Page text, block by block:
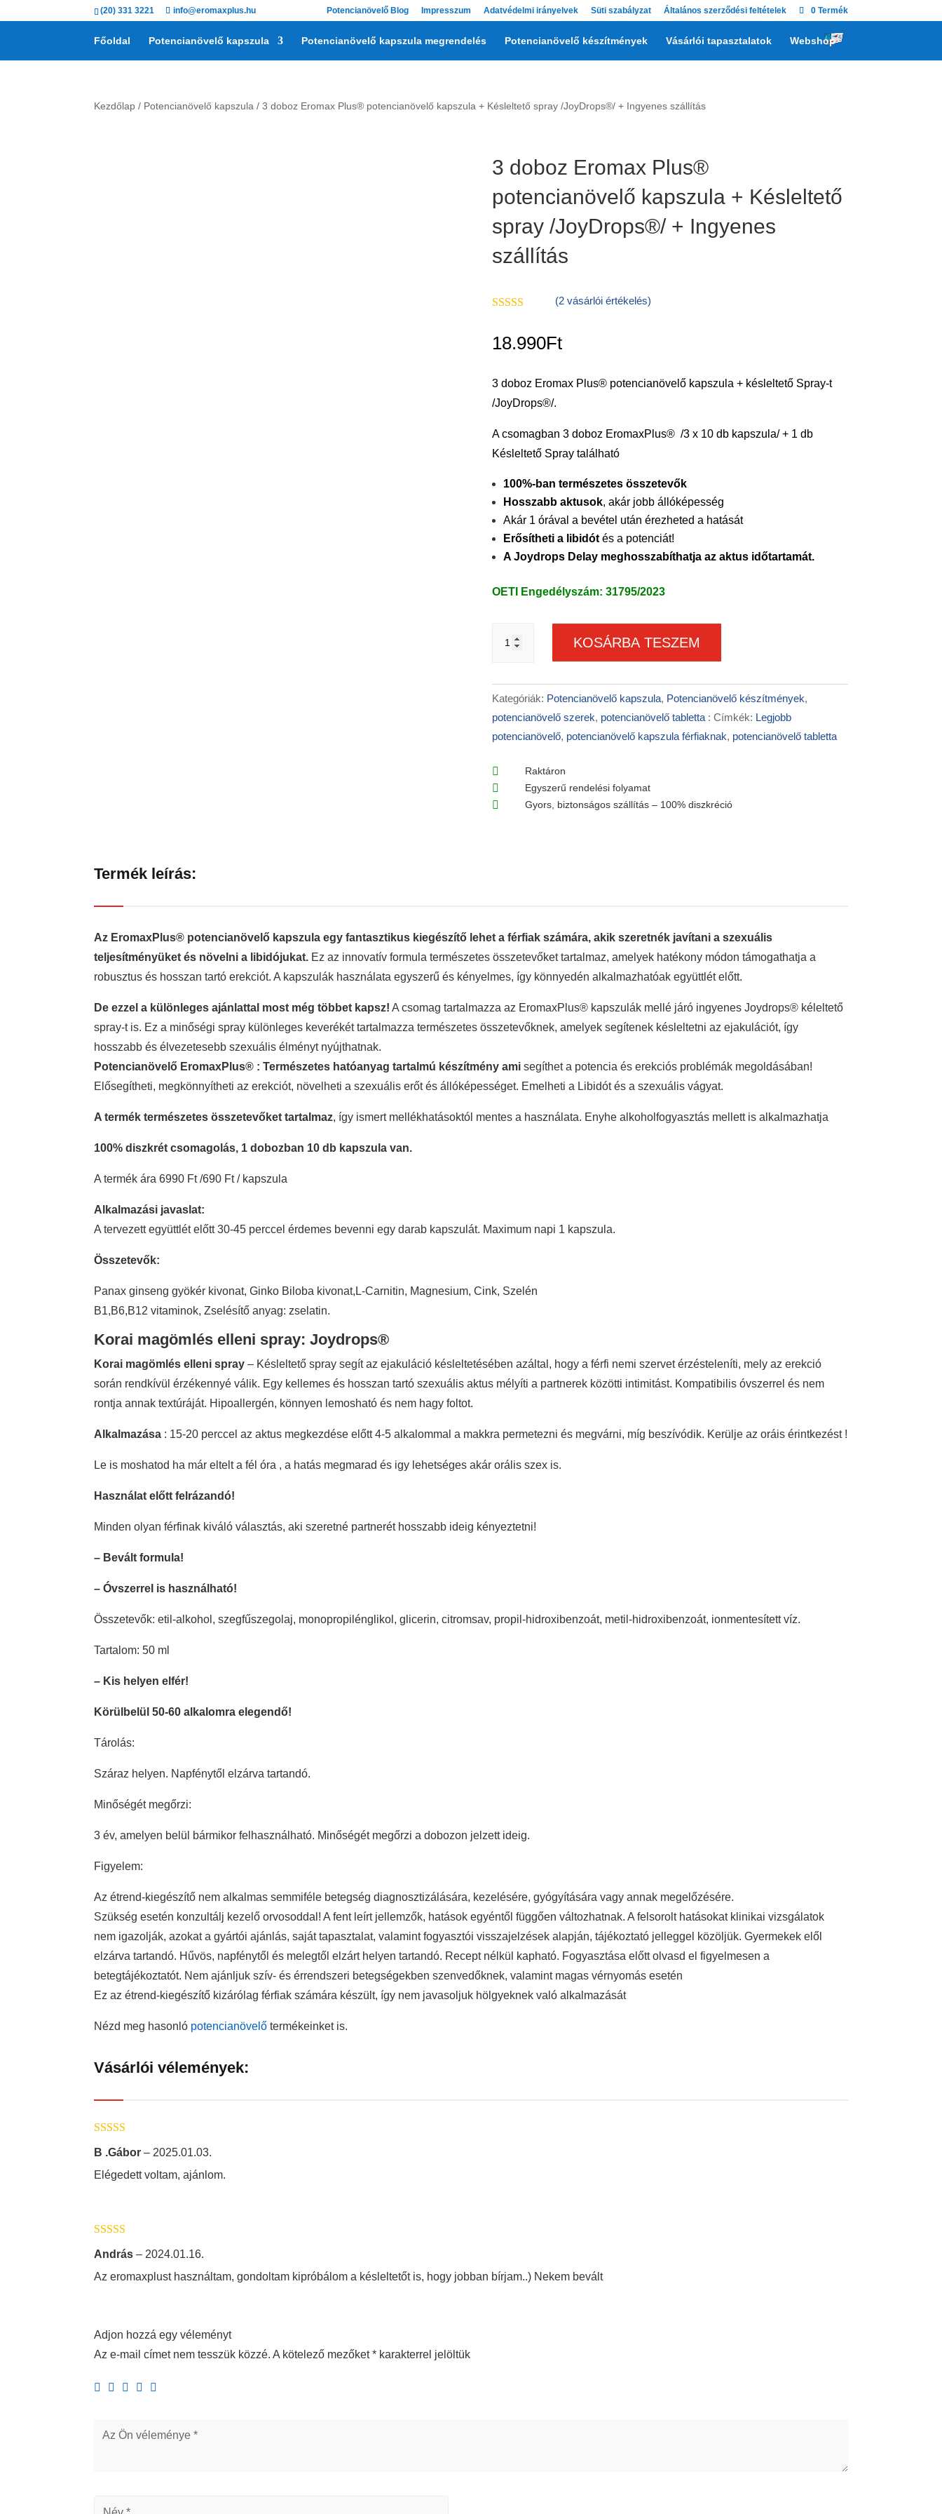
(20) 331 3221 info@eromaxplus.hu Potencianövelő Blog Impresszum Adatvédelmi irányelvek Süti szabályzat Általános szerződési feltételek 0 Termék
Főoldal Potencianövelő kapszula Potencianövelő kapszula megrendelés Potencianövelő készítmények Vásárlói tapasztalatok Webshop
Kezdőlap / Potencianövelő kapszula / 3 doboz Eromax Plus® potencianövelő kapszula + Késleltető spray /JoyDrops®/ + Ingyenes szállítás
3 doboz Eromax Plus®
potencianövelő kapszula + Késleltető
spray /JoyDrops®/ + Ingyenes
szállítás
ből, értékelés
alapján
(2vásárlói értékelés)
18.990Ft
3 doboz Eromax Plus® potencianövelő kapszula + késleltető Spray-t
/JoyDrops®/.
A csomagban 3 doboz EromaxPlus® /3 x 10 db kapszula/ + 1 db
Késleltető Spray található
100%-ban természetes összetevők
Hosszabb aktusok, akár jobb állóképesség
Akár 1 órával a bevétel után érezheted a hatását
Erősítheti a libidótés a potenciát!
A Joydrops Delay meghosszabíthatja az aktus időtartamát.
OETI Engedélyszám: 31795/2023
doboz
kapszula
+
Késleltető
/JoyDrops®/ +
Ingyenes
szállítás
KOSÁRBA TESZEM
Kategóriák: Potencianövelő kapszula, Potencianövelő készítmények,
potencianövelő szerek, potencianövelő tabletta Címkék: Legjobb
potencianövelő, potencianövelő kapszula férfiaknak, potencianövelő tabletta
 Raktáron
 Egyszerű rendelési folyamat
 Gyors, biztonságos szállítás – 100% diszkréció
Termék leírás:
Az EromaxPlus® potencianövelő kapszula egy fantasztikus kiegészítő lehet a férfiak számára, akik szeretnék javítani a szexuális
teljesítményüket és növelni a libidójukat. Ez az innovatív formula természetes összetevőket tartalmaz, amelyek hatékony módon támogathatja a
robusztus és hosszan tartó erekciót. A kapszulák használata egyszerű és kényelmes, így könnyedén alkalmazhatóak együttlét előtt.
De ezzel a különleges ajánlattal most még többet kapsz! A csomag tartalmazza az EromaxPlus® kapszulák mellé járó ingyenes Joydrops® kéleltető
spray-t is. Ez a minőségi spray különleges keverékét tartalmazza természetes összetevőknek, amelyek segítenek késleltetni az ejakulációt, így
hosszabb és élvezetesebb szexuális élményt nyújthatnak.
Potencianövelő EromaxPlus® : Természetes hatóanyag tartalmú készítmény ami segíthet a potencia és erekciós problémák megoldásában!
Elősegítheti, megkönnyítheti az erekciót, növelheti a szexuális erőt és állóképességet. Emelheti a Libidót és a szexuális vágyat.
A termék természetes összetevőket tartalmaz, így ismert mellékhatásoktól mentes a használata. Enyhe alkoholfogyasztás mellett is alkalmazhatja
100% diszkrét csomagolás, 1 dobozban 10 db kapszula van.
A termék ára 6990 Ft /690 Ft / kapszula
Alkalmazási javaslat:
A tervezett együttlét előtt 30-45 perccel érdemes bevenni egy darab kapszulát. Maximum napi 1 kapszula.
Összetevők:
Panax ginseng gyökér kivonat, Ginko Biloba kivonat,L-Carnitin, Magnesium, Cink, Szelén
B1,B6,B12 vitaminok, Zselésítő anyag: zselatin.
Korai magömlés elleni spray: Joydrops®
Korai magömlés elleni spray – Késleltető spray segít az ejakuláció késleltetésében azáltal, hogy a férfi nemi szervet érzésteleníti, mely az erekció
során rendkívül érzékennyé válik. Egy kellemes és hosszan tartó szexuális aktus mélyíti a partnerek közötti intimitást. Kompatibilis óvszerrel és nem
rontja annak textúráját. Hipoallergén, könnyen lemosható és nem hagy foltot.
Alkalmazása : 15-20 perccel az aktus megkezdése előtt 4-5 alkalommal a makkra permetezni és megvárni, míg beszívódik. Kerülje az oráis érintkezést !
Le is moshatod ha már eltelt a fél óra , a hatás megmarad és igy lehetséges akár orális szex is.
Használat előtt felrázandó!
Minden olyan férfinak kiváló választás, aki szeretné partnerét hosszabb ideig kényeztetni!
– Bevált formula!
– Óvszerrel is használható!
Összetevők: etil-alkohol, szegfűszegolaj, monopropilénglikol, glicerin, citromsav, propil-hidroxibenzoát, metil-hidroxibenzoát, ionmentesített víz.
Tartalom: 50 ml
– Kis helyen elfér!
Körülbelül 50-60 alkalomra elegendő!
Tárolás:
Száraz helyen. Napfénytől elzárva tartandó.
Minőségét megőrzi:
3 év, amelyen belül bármikor felhasználható. Minőségét megőrzi a dobozon jelzett ideig.
Figyelem:
Az étrend-kiegészítő nem alkalmas semmiféle betegség diagnosztizálására, kezelésére, gyógyítására vagy annak megelőzésére.
Szükség esetén konzultálj kezelő orvosoddal! A fent leírt jellemzők, hatások egyéntől függően változhatnak. A felsorolt hatásokat klinikai vizsgálatok
nem igazolják, azokat a gyártói ajánlás, saját tapasztalat, valamint fogyasztói visszajelzések alapján, tájékoztató jelleggel közöljük. Gyermekek elől
elzárva tartandó. Hűvös, napfénytől és melegtől elzárt helyen tartandó. Recept nélkül kapható. Fogyasztása előtt olvasd el figyelmesen a
betegtájékoztatót. Nem ajánljuk szív- és érrendszeri betegségekben szenvedőknek, valamint magas vérnyomás esetén
Ez az étrend-kiegészítő kizárólag férfiak számára készült, így nem javasoljuk hölgyeknek való alkalmazását
Nézd meg hasonló potencianövelő termékeinket is.
Vásárlói vélemények:
5B .Gábor– 2025.01.03.
Elégedett voltam, ajánlom.
5
András– 2024.01.16.
Az eromaxplust használtam, gondoltam kipróbálom a késleltetőt is, hogy jobban bírjam..) Nekem bevált
Adjon hozzá egy véleményt
Az e-mail címet nem tesszük közzé. A kötelező mezőket* karakterrel jelöltük